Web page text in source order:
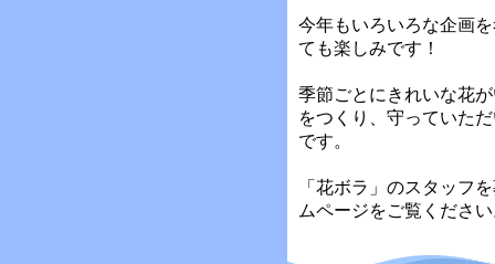
今年もいろいろな企画
ても楽しみです！
季節ごとにきれいな花
をつくり、守っていた
です。
「花ボラ」のスタッフ
ムページをご覧くださ